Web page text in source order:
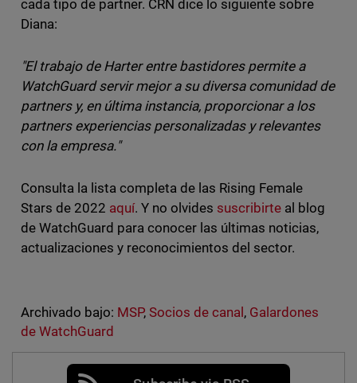
cada tipo de partner. CRN dice lo siguiente sobre
Diana:
"El trabajo de Harter entre bastidores permite a
WatchGuard servir mejor a su diversa comunidad de
partners y, en última instancia, proporcionar a los
partners experiencias personalizadas y relevantes
con la empresa."
Consulta la lista completa de las Rising Female
Stars de 2022 aquí. Y no olvides suscribirte al blog
de WatchGuard para conocer las últimas noticias,
actualizaciones y reconocimientos del sector.
Archivado bajo: MSP, Socios de canal , Galardones
de WatchGuard